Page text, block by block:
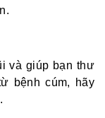
và giúp bạn thư
bệnh cúm, hãy